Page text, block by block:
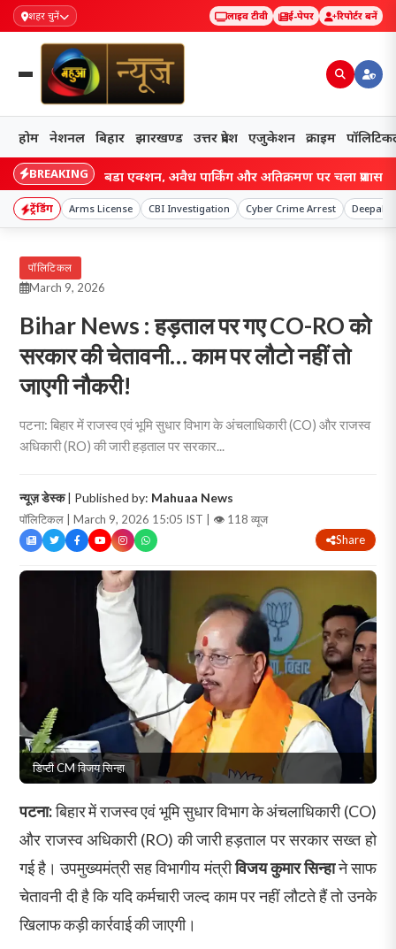
शहर चुनें लाइव टीवी ई-पेपर रिपोर्टर बनें
होम नेशनल बिहार झारखण्ड उत्तर प्रदेश एजुकेशन क्राइम
BREAKING
पर बड़ा एक्शन, अवैध पार्किंग और अतिक्रमण पर चला प्रशासन का डंडा,
ट्रेंडिंग Arms License CBI Investigation Cyber Crime Arrest Deepak
पॉलिटिकल
March 9, 2026
Bihar News : हड़ताल पर गए CO-RO को
सरकार की चेतावनी… काम पर लौटो नहीं तो
जाएगी नौकरी!
पटना: बिहार में राजस्व एवं भूमि सुधार विभाग के अंचलाधिकारी (CO) और राजस्व
अधिकारी (RO) की जारी हड़ताल पर सरकार...
न्यूज़ डेस्क| Published by: Mahuaa News
पॉलिटिकल | March 9, 2026 15:05 IST | 👁 118 व्यूज
Share
डिप्टी CM विजय सिन्हा
पटना:बिहार में राजस्व एवं भूमि सुधार विभाग के अंचलाधिकारी (CO)
और राजस्व अधिकारी (RO) की जारी हड़ताल पर सरकार सख्त हो
गई है। उपमुख्यमंत्री सह विभागीय मंत्रीविजय कुमार सिन्हाने साफ
चेतावनी दी है कि यदि कर्मचारी जल्द काम पर नहीं लौटते हैं तो उनके
खिलाफ कड़ी कार्रवाई की जाएगी।